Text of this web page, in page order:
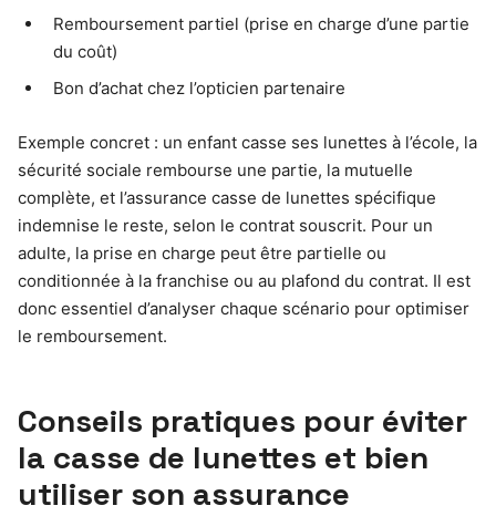
Remboursement partiel (prise en charge d’une partie
du coût)
Bon d’achat chez l’opticien partenaire
Exemple concret : un enfant casse ses lunettes à l’école, la
sécurité sociale rembourse une partie, la mutuelle
complète, et l’assurance casse de lunettes spécifique
indemnise le reste, selon le contrat souscrit. Pour un
adulte, la prise en charge peut être partielle ou
conditionnée à la franchise ou au plafond du contrat. Il est
donc essentiel d’analyser chaque scénario pour optimiser
le remboursement.
Conseils pratiques pour éviter
la casse de lunettes et bien
utiliser son assurance